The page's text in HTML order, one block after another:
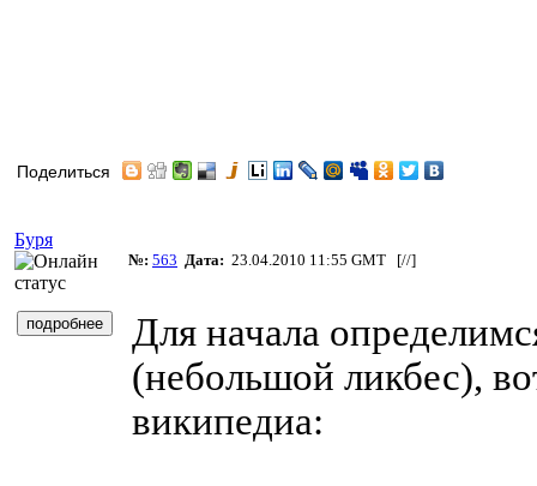
Поделиться
Буря
№: 563 Дата: 23.04.2010 11:55 GMT [//]
Для начала
(небольшой ликбес),
википедиа: